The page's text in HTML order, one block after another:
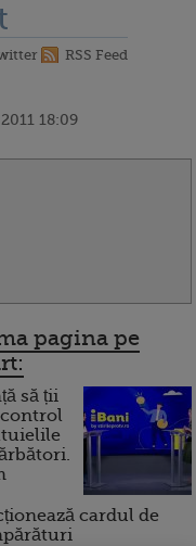
RSS Feed
18:09
pagina pe
să ții
cardul de